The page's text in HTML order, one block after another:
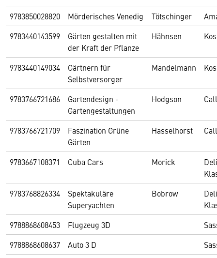
9783850028820 Mörderisches Venedig Tötschinger
9783440143599
Gärten gestalten mit
der Kraft der Pflanze
Hähnsen
9783440149034
Gärtnern für
Selbstversorger
Mandelmann
9783766721686
Gartendesign -
Gartengestaltungen
Hodgson
9783766721709
Faszination Grüne
Gärten
Hasselhorst
9783667108371 Cuba Cars Morick
9783768826334
Spektakuläre
Superyachten
Bobrow
9788868608453
Flugzeug 3D
9788868608637
Auto 3 D